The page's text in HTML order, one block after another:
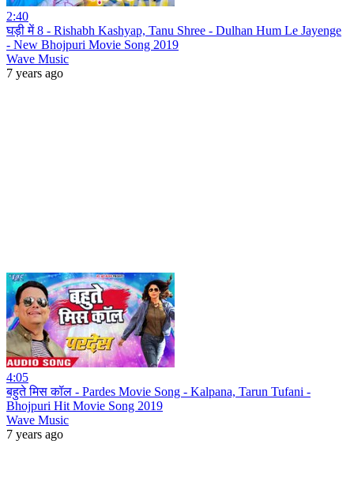
2:40
घड़ी में 8 - Rishabh Kashyap, Tanu Shree - Dulhan Hum Le Jayenge
- New Bhojpuri Movie Song 2019
Wave Music
7 years ago
4:05
बहुते मिस कॉल - Pardes Movie Song - Kalpana, Tarun Tufani -
Bhojpuri Hit Movie Song 2019
Wave Music
7 years ago